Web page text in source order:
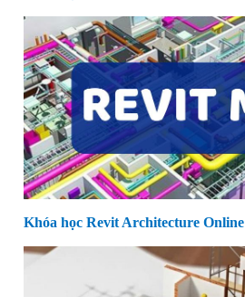
Khóa học Revit Architecture Online